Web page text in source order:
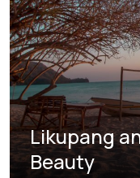
Likupang
Beauty